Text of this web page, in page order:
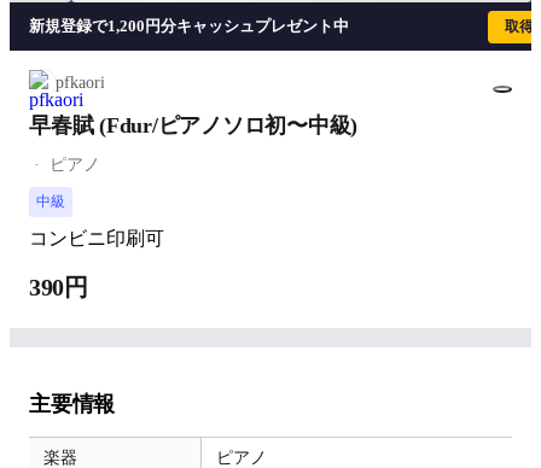
新規登録で1,200円分キャッシュプレゼント中 取得
pfkaori
早春賦 (Fdur/ピアノソロ初〜中級)
ピアノ
中級
コンビニ印刷可
390円
主要情報
楽器 ピアノ